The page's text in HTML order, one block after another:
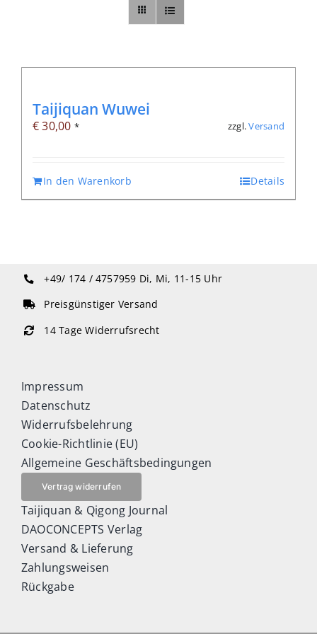
Taijiquan Wuwei
€30,00 * zzgl.Versand
In den Warenkorb Details
+49/ 174 / 4757959 Di, Mi, 11-15 Uhr
Preisgünstiger Versand
14 Tage Widerrufsrecht
Impressum
Datenschutz
Widerrufsbelehrung
Cookie-Richtlinie (EU)
Allgemeine Geschäftsbedingungen
Vertrag widerrufen
Taijiquan & Qigong Journal
DAOCONCEPTS Verlag
Versand & Lieferung
Zahlungsweisen
Rückgabe